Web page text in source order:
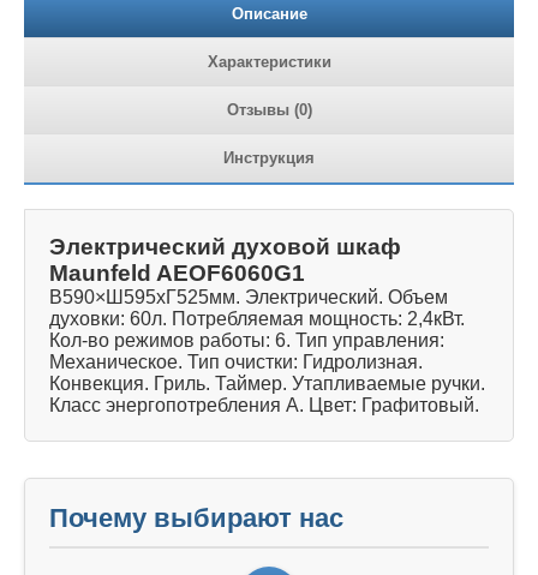
Описание
Характеристики
Отзывы (0)
Инструкция
Электрический духовой шкаф
Maunfeld AEOF6060G1
В590×Ш595хГ525мм. Электрический. Объем
духовки: 60л. Потребляемая мощность: 2,4кВт.
Кол-во режимов работы: 6. Тип управления:
Механическое. Тип очистки: Гидролизная.
Конвекция. Гриль. Таймер. Утапливаемые ручки.
Класс энергопотребления А. Цвет: Графитовый.
Почему выбирают нас